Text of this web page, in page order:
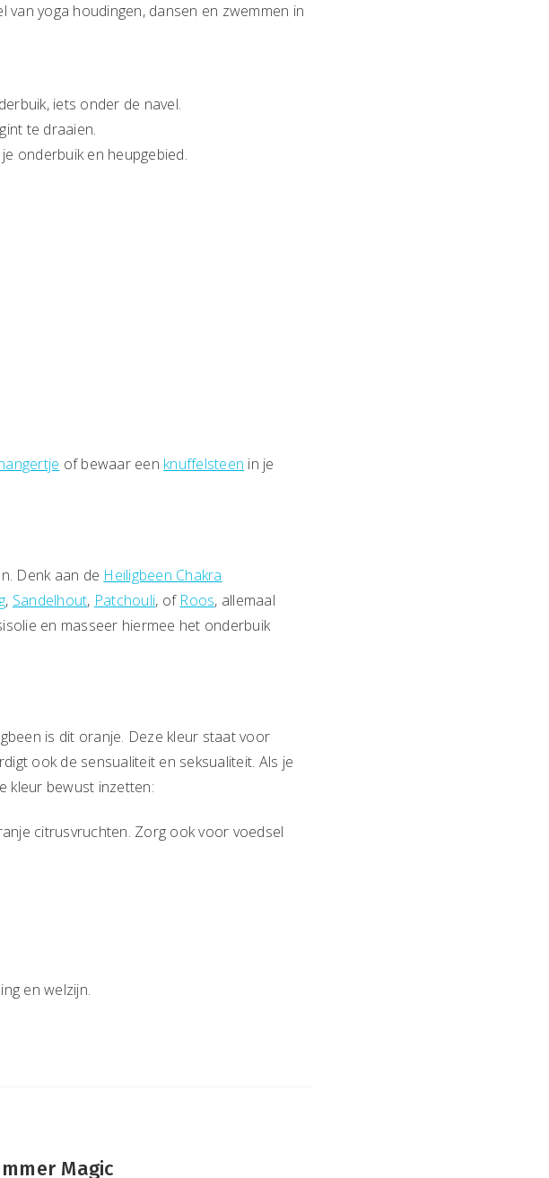
van yoga houdingen, dansen en zwemmen in
iets onder de navel.
te draaien.
onderbuik en heupgebied.
of bewaar een knuffelsteen in je
Denk aan de Heiligbeen Chakra
, Sandelhout, Patchouli, of Roos, allemaal
en masseer hiermee het onderbuik
is dit oranje. Deze kleur staat voor
ook de sensualiteit en seksualiteit. Als je
kleur bewust inzetten:
citrusvruchten. Zorg ook voor voedsel
en welzijn.
Magic